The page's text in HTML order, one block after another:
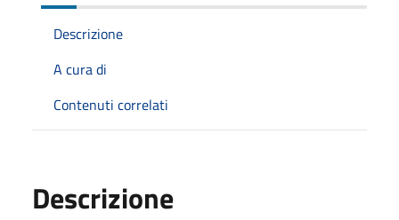
Descrizione
A cura di
Contenuti correlati
Descrizione